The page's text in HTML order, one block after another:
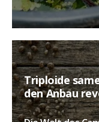
Triploide
den Anbau